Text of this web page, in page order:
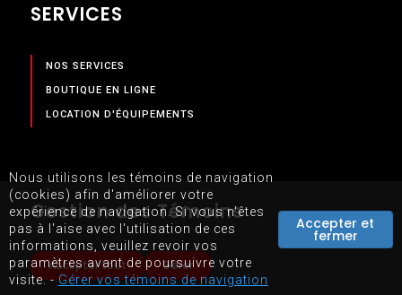
Gestion des Témoins
Nous utilisons les témoins de navigation
(cookies) afin d'améliorer votre
expérience de navigation. Si vous n'êtes
pas à l'aise avec l'utilisation de ces
informations, veuillez revoir vos
paramètres avant de poursuivre votre
visite. -Gérer vos témoins de navigation
Accepter et
fermer
Accepter tout Gérer
SERVICES
NOS SERVICES
BOUTIQUE EN LIGNE
LOCATION D'ÉQUIPEMENTS